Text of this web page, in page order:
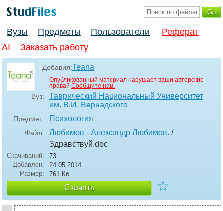
Вузы Предметы Пользователи
Реферат
AI
Заказать работу
Добавил:Teana
Опубликованный материал нарушает ваши авторские
права? Сообщите нам.
Вуз:
Таврический Национальный Университет
им. В.И. Вернадского
Предмет: Психология
Файл: Любимов - Александр Любимов. /
Здравствуй.doc
Скачиваний:
73
Добавлен:
24.05.2014
Размер:
761 Кб
Скачать ☆